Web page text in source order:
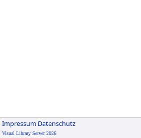
Impressum Datenschutz
Visual Library Server 2026